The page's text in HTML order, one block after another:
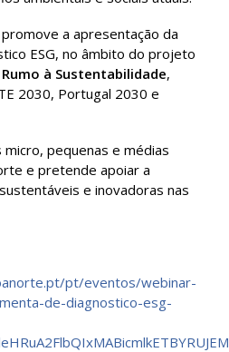
a apresentação da
ESG, no âmbito do projeto
à Sustentabilidade,
2030, Portugal 2030 e
pequenas e médias
e pretende apoiar a
e inovadoras nas
pt/eventos/webinar-
de-diagnostico-esg-